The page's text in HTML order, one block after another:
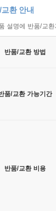
환 안내
설명에 반품/교환
반품/교환 방법
품/교환 가능기간
반품/교환 비용